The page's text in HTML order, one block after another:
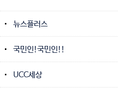
뉴스플러스
국민인!국민인!!
UCC세상